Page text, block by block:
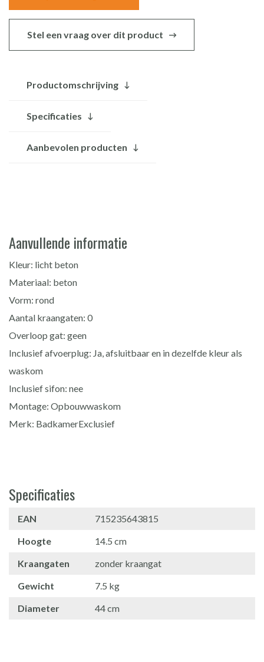
Stel een vraag over dit product
Productomschrijving
Specificaties
Aanbevolen producten
Aanvullende informatie
Kleur: licht beton
Materiaal: beton
Vorm: rond
Aantal kraangaten: 0
Overloop gat: geen
Inclusief afvoerplug: Ja, afsluitbaar en in dezelfde kleur als
waskom
Inclusief sifon: nee
Montage: Opbouwwaskom
Merk: BadkamerExclusief
Specificaties
EAN
715235643815
Hoogte
14.5 cm
Kraangaten
zonder kraangat
Gewicht
7.5 kg
Diameter
44 cm